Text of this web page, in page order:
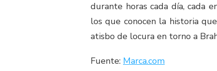
durante horas cada día, cada
los que conocen la historia
atisbo de locura en torno a
Fuente: Marca.com